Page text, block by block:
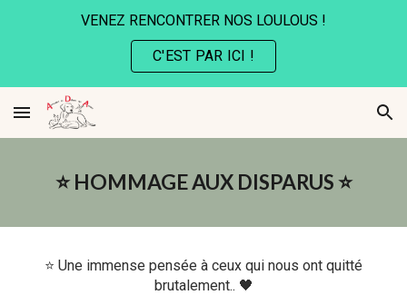
VENEZ RENCONTRER NOS LOULOUS !
C'EST PAR ICI !
⭐️ HOMMAGE AUX DISPARUS ⭐️
⭐️ Une immense pensée à ceux qui nous ont quitté
brutalement.. 🖤